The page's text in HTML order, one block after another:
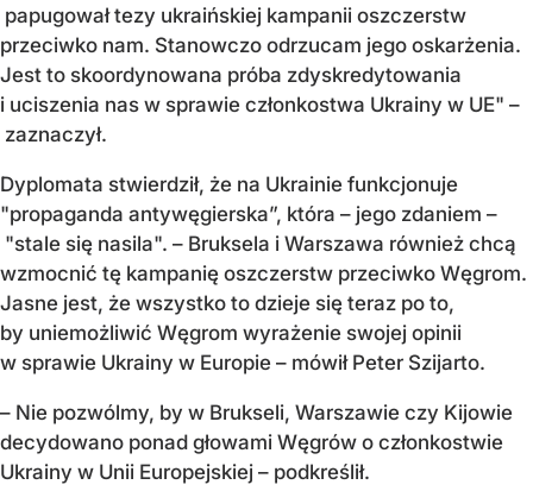
papugował tezy ukraińskiej kampanii oszczerstw
przeciwko nam. Stanowczo odrzucam jego oskarżenia.
Jest to skoordynowana próba zdyskredytowania
i uciszenia nas w sprawie członkostwa Ukrainy w UE" –
zaznaczył.
Dyplomata stwierdził, że na Ukrainie funkcjonuje
"propaganda antywęgierska”, która – jego zdaniem –
"stale się nasila". – Bruksela i Warszawa również chcą
wzmocnić tę kampanię oszczerstw przeciwko Węgrom.
Jasne jest, że wszystko to dzieje się teraz po to,
by uniemożliwić Węgrom wyrażenie swojej opinii
w sprawie Ukrainy w Europie – mówił Peter Szijarto.
– Nie pozwólmy, by w Brukseli, Warszawie czy Kijowie
decydowano ponad głowami Węgrów o członkostwie
Ukrainy w Unii Europejskiej – podkreślił.